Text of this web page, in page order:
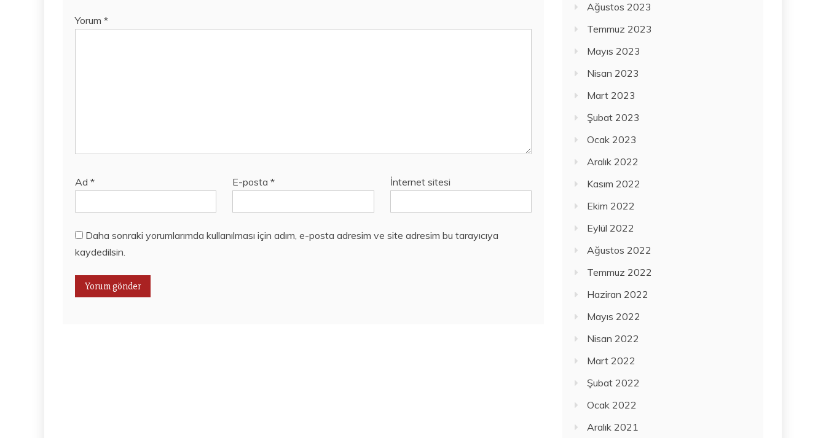
Yorum *
Ad * E-posta* İnternet sitesi
Daha sonraki yorumlarımda kullanılması için adım, e-posta adresim ve site adresim bu tarayıcıya
kaydedilsin.
Ağustos 2023
Temmuz 2023
Mayıs 2023
Nisan 2023
Mart 2023
Şubat 2023
Ocak 2023
Aralık 2022
Kasım 2022
Ekim 2022
Eylül 2022
Ağustos 2022
Temmuz 2022
Haziran 2022
Mayıs 2022
Nisan 2022
Mart 2022
Şubat 2022
Ocak 2022
Aralık 2021